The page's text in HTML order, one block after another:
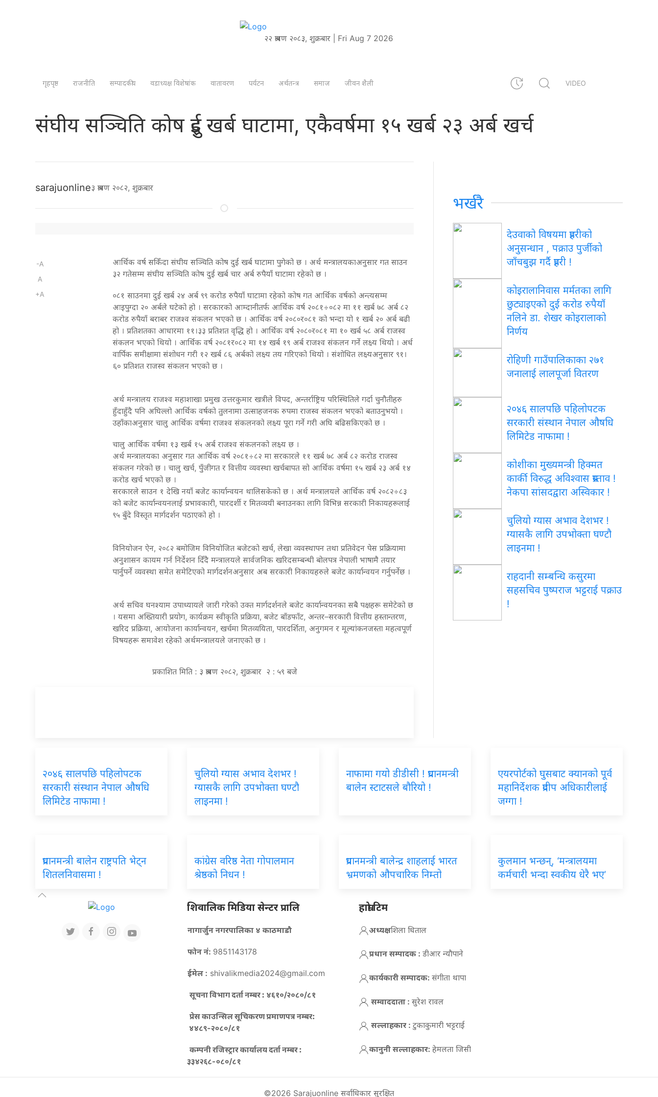
२२ श्रावण २०८३, शुक्रबार | Fri Aug 7 2026
गृहपृष्ठ राजनीति सम्पादकीय वडाध्यक्ष विशेषांक वातावरण पर्यटन अर्थतन्त्र समाज जीवन शैली VIDEO
संघीय सञ्चिति कोष दुई खर्ब घाटामा, एकैवर्षमा १५ खर्ब २३ अर्ब खर्च
sarajuonline३ श्रावण २०८२, शुक्रबार
-A
A
+A
आर्थिक वर्ष सकिँदा संघीय सञ्चिति कोष दुई खर्ब घाटामा पुगेको छ । अर्थ मन्त्रालयकाअनुसार गत साउन
३२ गतेसम्म संघीय सञ्चिति कोष दुई खर्ब चार अर्ब रुपैयाँ घाटामा रहेको छ ।
०८१ साउनमा दुई खर्ब २४ अर्ब ९९ करोड रुपैयाँ घाटामा रहेको कोष गत आर्थिक वर्षको अन्त्यसम्म
आइपुग्दा २० अर्बले घटेको हो । सरकारको आम्दानीतर्फ आर्थिक वर्ष २०८१÷०८२ मा ११ खर्ब ७८ अर्ब ८२
करोड रुपैयाँ बराबर राजश्व संकलन भएको छ । आर्थिक वर्ष २०८०र०८१ को भन्दा यो १ खर्ब २० अर्ब बढी
हो । प्रतिशतका आधारमा ११।३३ प्रतिशत वृद्धि हो । आर्थिक वर्ष २०८०र०८१ मा १० खर्ब ५८ अर्ब राजस्व
संकलन भएको थियो । आर्थिक वर्ष २०८१र०८२ मा १४ खर्ब १९ अर्ब राजश्व संकलन गर्ने लक्ष्य थियो । अर्ध
वार्पिक समीक्षामा संशोधन गरी १२ खर्ब ८६ अर्बको लक्ष्य तय गरिएको थियो । संशोधित लक्ष्यअनुसार ९१।
६० प्रतिशत राजस्व संकलन भएको छ ।
अर्थ मन्त्रालय राजश्व महाशाखा प्रमुख उत्तरकुमार खत्रीले विपद, अन्तर्राष्ट्रिय परिस्थितिले गर्दा चुनौतीहरु
हुँदाहुँदै पनि अघिल्लो आर्थिक वर्षको तुलनामा उत्साहजनक रुपमा राजस्व संकलन भएको बताउनुभयो ।
उहाँकाअनुसार चालु आर्थिक वर्षमा राजश्व संकलनको लक्ष्य पूरा गर्ने गरी अघि बढिसकिएको छ ।
चालु आर्थिक वर्षमा १३ खर्ब १५ अर्ब राजश्व संकलनको लक्ष्य छ ।
अर्थ मन्त्रालयका अनुसार गत आर्थिक वर्ष २०८१÷८२ मा सरकारले ११ खर्ब ७८ अर्ब ८२ करोड राजस्व
संकलन गरेको छ । चालु खर्च, पुँजीगत र वित्तीय व्यवस्था खर्चबापत सो आर्थिक वर्षमा १५ खर्ब २३ अर्ब १४
करोड खर्च भएको छ ।
सरकारले साउन १ देखि नयाँ बजेट कार्यान्वयन थालिसकेको छ । अर्थ मन्त्रालयले आर्थिक वर्ष २०८२÷८३
को बजेट कार्यान्वयनलाई प्रभावकारी, पारदर्शी र मितव्ययी बनाउनका लागि विभिन्न सरकारी निकायहरूलाई
९५ बुँदे विस्तृत मार्गदर्शन पठाएको हो ।
विनियोजन ऐन, २०८२ बमोजिम विनियोजित बजेटको खर्च, लेखा व्यवस्थापन तथा प्रतिवेदन पेस प्रक्रियामा
अनुशासन कायम गर्न निर्देशन दिँदै मन्त्रालयले सार्वजनिक खरिदसम्बन्धी बोलपत्र नेपाली भाषामै तयार
पार्नुपर्ने व्यवस्था समेत समेटिएको मार्गदर्शनअनुसार अब सरकारी निकायहरुले बजेट कार्यान्वयन गर्नुपर्नेछ ।
अर्थ सचिव घनश्याम उपाध्यायले जारी गरेको उक्त मार्गदर्शनले बजेट कार्यान्वयनका सबै पक्षहरू समेटेको छ
। यसमा अख्तियारी प्रयोग, कार्यक्रम स्वीकृति प्रक्रिया, बजेट बाँडफाँट, अन्तर–सरकारी वित्तीय हस्तान्तरण,
खरिद प्रक्रिया, आयोजना कार्यान्वयन, खर्चमा मितव्ययिता, पारदर्शिता, अनुगमन र मूल्यांकनजस्ता महत्वपूर्ण
विषयहरू समावेश रहेको अर्थमन्त्रालयले जनाएको छ ।
प्रकाशित मिति : ३ श्रावण २०८२, शुक्रबार २ : ५९ बजे
भर्खरै
देउवाको विषयमा प्रहरीको
अनुसन्धान , पक्राउ पुर्जीको
जाँचबुझ गर्दै प्रहरी !
कोइरालानिवास मर्मतका लागि
छुट्याइएको दुई करोड रुपैयाँ
नलिने डा. शेखर कोइरालाको
निर्णय
रोहिणी गाउँपालिकाका २७१
जनालाई लालपूर्जा वितरण
२०४६ सालपछि पहिलोपटक
सरकारी संस्थान नेपाल औषधि
लिमिटेड नाफामा !
कोशीका मुख्यमन्त्री हिक्मत
कार्की विरुद्ध अविश्वास प्रस्ताव !
नेकपा सांसदद्वारा अस्विकार !
चुलियो ग्यास अभाव देशभर !
ग्यासकै लागि उपभोक्ता घण्टौ
लाइनमा !
राहदानी सम्बन्धि कसुरमा
सहसचिव पुष्पराज भट्टराई पक्राउ
!
२०४६ सालपछि पहिलोपटक
सरकारी संस्थान नेपाल औषधि
लिमिटेड नाफामा !
चुलियो ग्यास अभाव देशभर !
ग्यासकै लागि उपभोक्ता घण्टौ
लाइनमा !
नाफामा गयो डीडीसी ! प्रधानमन्त्री
बालेन स्टाटसले बौरियो !
एयरपोर्टको घुसबाट क्यानको पूर्व
महानिर्देशक प्रदीप अधिकारीलाई
जग्गा !
प्रधानमन्त्री बालेन राष्ट्रपति भेट्न
शितलनिवासमा !
कांग्रेस वरिष्ठ नेता गोपालमान
श्रेष्ठको निधन !
प्रधानमन्त्री बालेन्द्र शाहलाई भारत
भ्रमणको औपचारिक निम्तो
कुलमान भन्छन्, ‘मन्त्रालयमा
कर्मचारी भन्दा स्वकीय धेरै भए’
शिवालिक मिडिया सेन्टर प्रालि
नागार्जुन नगरपालिका ४ काठमाडौ
फोन नं: 9851143178
ईमेल : shivalikmedia2024@gmail.com
सूचना विभाग दर्ता नम्बर : ४६१०/२०८०/८१
प्रेस काउन्सिल सूचिकरण प्रमाणपत्र नम्बर:
४४८९-२०८०/८१
कम्पनी रजिस्ट्रार कार्यालय दर्ता नम्बर :
३३४२६८-०८०/८१
हाम्रो टिम
अध्यक्ष :शिला धिताल
प्रधान सम्पादक : डीआर न्याैपाने
कार्यकारी सम्पादक: संगीता थापा
सम्वाददाता : सुरेश रावल
सल्लाहकार : टुकाकुमारी भट्टराई
कानुनी सल्लाहकार: हेमलता जिसी
©2026 Sarajuonline सर्वाधिकार सुरक्षित